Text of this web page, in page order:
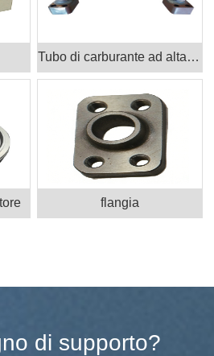
Tubo di carburante ad alta pressione
flangia
di supporto?